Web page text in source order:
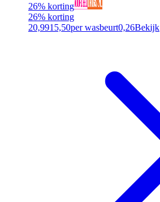
26% korting
26% korting
20,9915,50per wasbeurt0,26Bekijk